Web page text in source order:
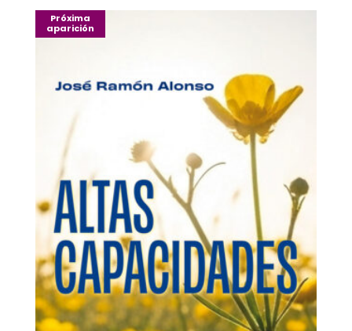
Próxima
aparición